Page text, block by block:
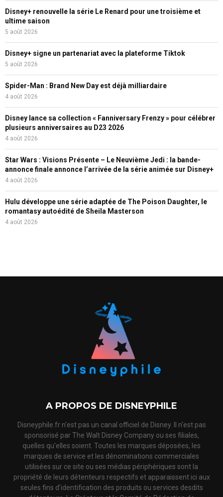
Disney+ renouvelle la série Le Renard pour une troisième et
ultime saison
5 août 2026
Disney+ signe un partenariat avec la plateforme Tiktok
5 août 2026
Spider-Man : Brand New Day est déjà milliardaire
4 août 2026
Disney lance sa collection « Fanniversary Frenzy » pour célébrer
plusieurs anniversaires au D23 2026
4 août 2026
Star Wars : Visions Présente – Le Neuvième Jedi : la bande-
annonce finale annonce l’arrivée de la série animée sur Disney+
4 août 2026
Hulu développe une série adaptée de The Poison Daughter, le
romantasy autoédité de Sheila Masterson
4 août 2026
A PROPOS DE DISNEYPHILE
Disneyphile.fr n'est pas un canal officiel de Disney. Il n'est pas
sponsorisé par The Walt Disney Company ou ses filiales,
quelles qu'elles soient. Toutes les marques déposées, les
marques de service et les dénominations commerciales
utilisées sur ce site ou ses médias périphériques sont la
propriété de leurs détenteurs respectifs et apparaissent ici aux
seules fins d'identification des produits ou services desdits